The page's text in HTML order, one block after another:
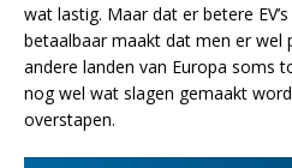
wat lastig. Maar dat er betere
betaalbaar maakt dat men er wel
andere landen van Europa soms
nog wel wat slagen gemaakt
overstapen.